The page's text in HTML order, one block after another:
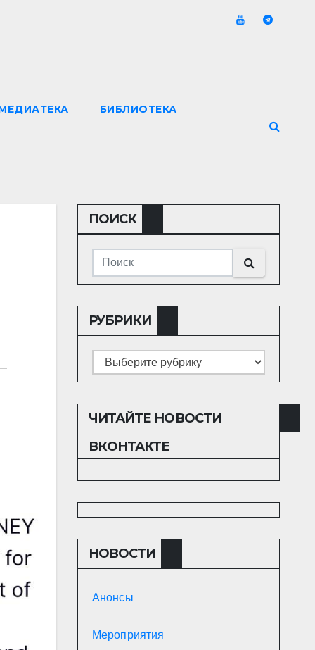
БИБЛИОТЕКА
ПОИСК
РУБРИКИ
Рубрики
ЧИТАЙТЕ НОВОСТИ
ВКОНТАКТЕ
НОВОСТИ
Анонсы
Мероприятия